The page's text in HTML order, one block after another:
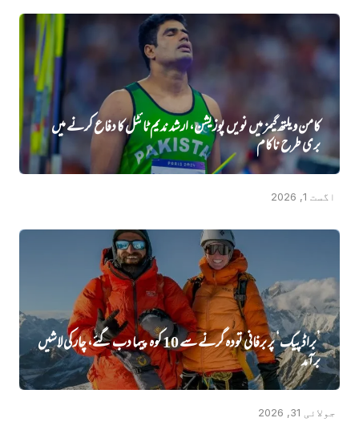
کامن ویلتھ گیمز میں نویں‌ پوزیشن، ارشد ندیم ٹائٹل کا دفاع کرنے میں‌
بری طرح ناکام
اگست 1, 2026
’براڈ پیک‘ پر برفانی تودہ گرنے سے 10 کوہ پیما دب گئے، چار کی لاشیں
برآمد
جولائی 31, 2026